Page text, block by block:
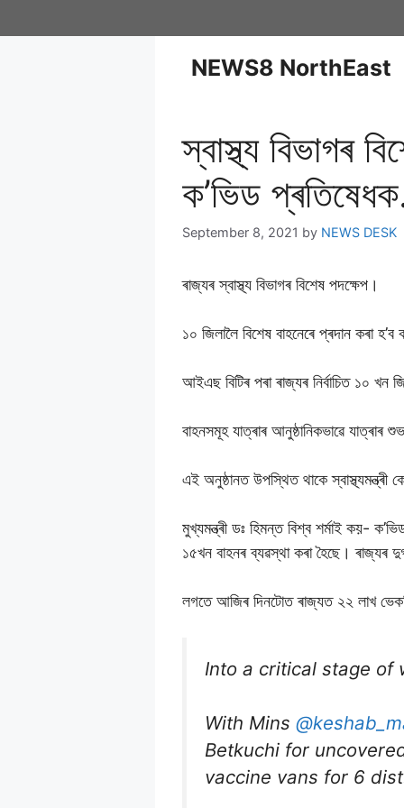
NEWS8 NorthEast
স্বাস্থ্য বিভাগৰ
ক’ভিড
September 8, 2021 by NEWS DESK
ৰাজ্যৰ স্বাস্থ্য বিভাগৰ বিশেষ পদক্ষেপ।
১০ জিলালৈ বিশেষ বাহনেৰে প্ৰদান কৰা
আইএছ বিটিৰ পৰা ৰাজ্যৰ নিৰ্বাচিত ১০ খন
বাহনসমূহ যাত্ৰাৰ আনুষ্ঠানিকভাৱে যাত্ৰাৰ
এই অনুষ্ঠানত উপস্থিত থাকে
মুখ্যমন্ত্ৰী ডঃ হিমন্ত বিশ্ব শৰ্মাই কয়-
১৫খন বাহনৰ ব্যৱস্থা কৰা হৈছে। ৰাজ্যৰ
লগতে আজিৰ দিনটোত ৰাজ্যত ২২ লাখ
Into a critical stage of
With Mins
Betkuchi for
vaccine vans for 6